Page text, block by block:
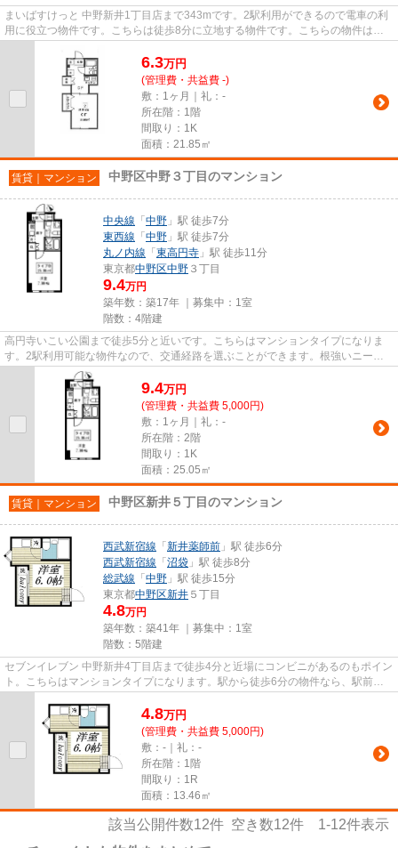
まいばすけっと 中野新井1丁目店まで343mです。2駅利用ができるので電車の利
用に役立つ物件です。こちらは徒歩8分に立地する物件です。こちらの物件はア
6.3万円
(管理費・共益費 -)
敷：1ヶ月｜礼：-
所在階：1階
間取り：1K
面積：21.85㎡
賃貸｜マンション 中野区中野３丁目のマンション
中央線 「 中野 」駅 徒歩7分
東西線 「 中野 」駅 徒歩7分
丸ノ内線 「 東高円寺 」駅 徒歩11分
東京都中野区中野 ３丁目
9.4万円
築年数：築17年 ｜募集中： 1室
階数：4階建
高円寺いこい公園まで徒歩5分と近いです。こちらはマンションタイプになりま
す。2駅利用可能な物件なので、交通経路を選ぶことができます。根強いニーズ
を誇る駅近の物件となり、徒歩7...
9.4万円
(管理費・共益費 5,000円)
敷：1ヶ月｜礼：-
所在階：2階
間取り：1K
面積：25.05㎡
賃貸｜マンション 中野区新井５丁目のマンション
西武新宿線 「 新井薬師前 」駅 徒歩6分
西武新宿線 「 沼袋 」駅 徒歩8分
総武線 「 中野 」駅 徒歩15分
東京都中野区新井 ５丁目
4.8万円
築年数：築41年 ｜募集中： 1室
階数：5階建
セブンイレブン 中野新井4丁目店まで徒歩4分と近場にコンビニがあるのもポイン
ト。こちらはマンションタイプになります。駅から徒歩6分の物件なら、駅前の
4.8万円
(管理費・共益費 5,000円)
敷：-｜礼：-
所在階：1階
間取り：1R
面積：13.46㎡
該当公開件数12件 空き数12件 1-12件表示